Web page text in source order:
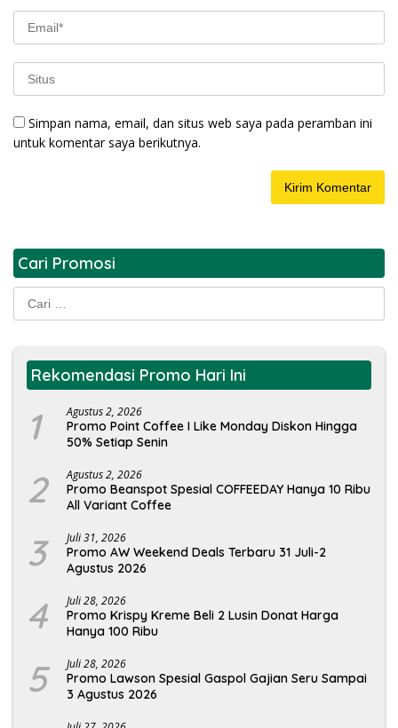
Simpan nama, email, dan situs web saya pada peramban ini
untuk komentar saya berikutnya.
Cari Promosi
Cari
untuk:
Rekomendasi Promo Hari Ini
1 Agustus 2, 2026
Promo Point Coffee I Like Monday Diskon Hingga
50% Setiap Senin
2 Agustus 2, 2026
Promo Beanspot Spesial COFFEEDAY Hanya 10 Ribu
All Variant Coffee
3 Juli 31, 2026
Promo AW Weekend Deals Terbaru 31 Juli-2
Agustus 2026
4 Juli 28, 2026
Promo Krispy Kreme Beli 2 Lusin Donat Harga
Hanya 100 Ribu
5 Juli 28, 2026
Promo Lawson Spesial Gaspol Gajian Seru Sampai
3 Agustus 2026